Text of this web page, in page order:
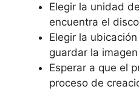
Elegir la unidad
‍encuentra el
Elegir la
guardar la
Esperar a que el
proceso de